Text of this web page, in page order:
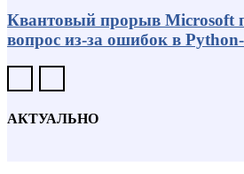
Квантовый прорыв Microsoft
вопрос из-за ошибок в
АКТУАЛЬНО